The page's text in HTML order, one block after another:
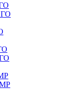
ГО
МР